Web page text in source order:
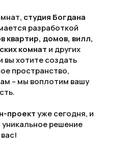
студия Богдана
разработкой
квартир, домов, вилл,
комнат и других
вы хотите создать
пространство,
– мы воплотим вашу
проектуже сегодня, и
решение